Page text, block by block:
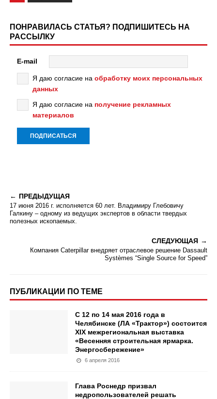
ПОНРАВИЛАСЬ СТАТЬЯ? ПОДПИШИТЕСЬ НА
РАССЫЛКУ
E-mail
Я даю согласие на обработку моих персональных
данных
Я даю согласие на получение рекламных
материалов
ПРЕДЫДУЩАЯ
17 июня 2016 г. исполняется 60 лет. Владимиру Глебовичу
Галкину – одному из ведущих экспертов в области твердых
полезных ископаемых.
СЛЕДУЮЩАЯ
Компания Caterpillar внедряет отраслевое решение Dassault
Systèmes “Single Source for Speed”
ПУБЛИКАЦИИ ПО ТЕМЕ
С 12 по 14 мая 2016 года в
Челябинске (ЛА «Трактор») состоится
XIX межрегиональная выставка
«Весенняя строительная ярмарка.
Энергосбережение»
6 апреля 2016
Глава Роснедр призвал
недропользователей решать